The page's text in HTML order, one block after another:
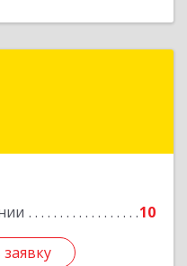
10
край Дивногорск г